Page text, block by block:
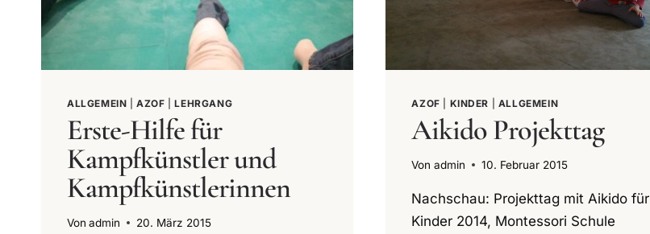
ALLGEMEIN |AZOF |LEHRGANG
Erste-Hilfe für
Kampfkünstler und
Kampfkünstlerinnen
Von admin 20. März 2015
AZOF KINDER ALLGEMEIN
Aikido Projekttag
Von admin 10. Februar 2015
Nachschau: Projekttag mit Aikido für
Kinder 2014, Montessori Schule